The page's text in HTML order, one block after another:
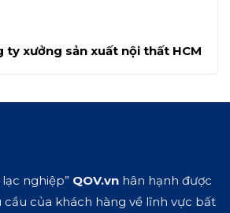
ty xưởng sản xuất nội thất HCM
nghiệp” QOV.vn hân hạnh được
của khách hàng về lĩnh vực bất